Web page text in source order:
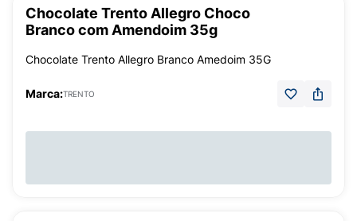
Chocolate Trento Allegro Choco
Branco com Amendoim 35g
Chocolate Trento Allegro Branco Amedoim 35G
Marca:TRENTO